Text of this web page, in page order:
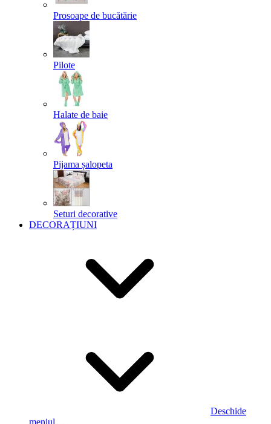
Prosoape de bucătărie
Pilote
Halate de baie
Pijama șalopeta
Seturi decorative
DECORAȚIUNI
Deschide
meniul